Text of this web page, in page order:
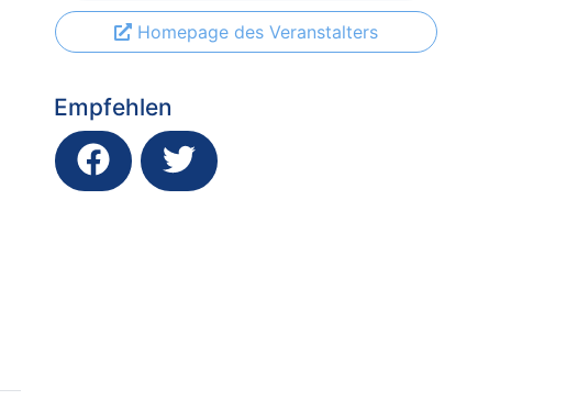
Homepage des Veranstalters
Empfehlen